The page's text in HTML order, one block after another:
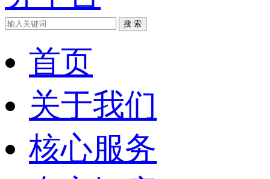
搜 索
首页
关于我们
核心服务